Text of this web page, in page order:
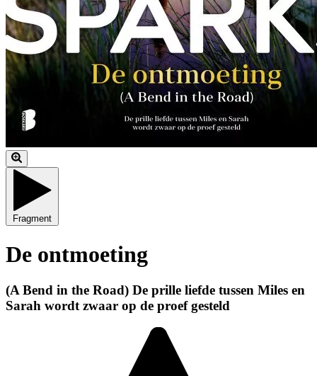
Fragment
De ontmoeting
(A Bend in the Road) De prille liefde tussen Miles en
Sarah wordt zwaar op de proef gesteld